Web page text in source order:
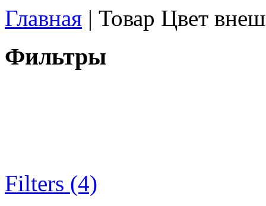
Главная | Товар Цвет
Фильтры
Filters (4)